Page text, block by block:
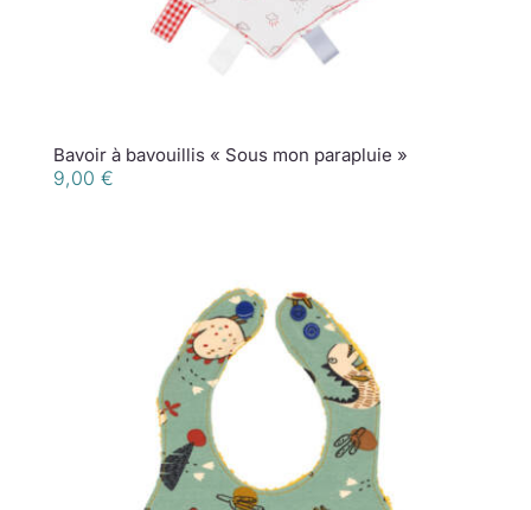
Bavoir à bavouillis « Sous mon parapluie »
9,00 €